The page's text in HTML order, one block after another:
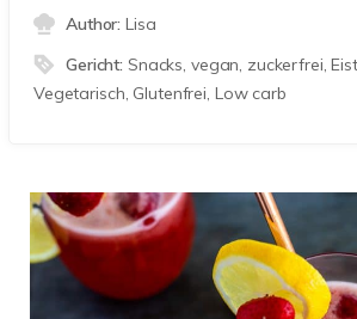
Author:Lisa
Gericht: Snacks, vegan, zuckerfrei,
Vegetarisch, Glutenfrei, Low carb